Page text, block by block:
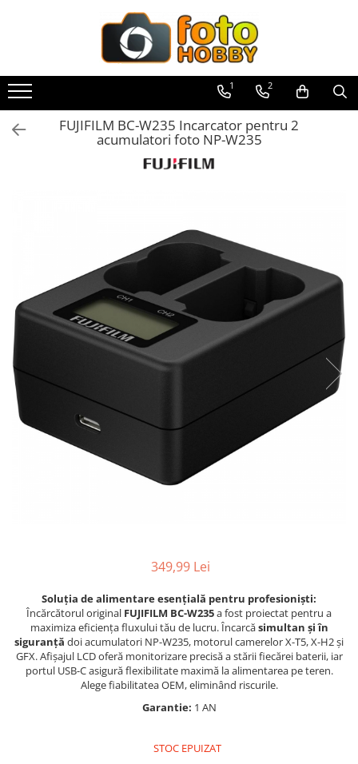
Aparate Foto
Aparate Foto Mirrorless
Aparate Foto DSLR
Obiective foto si accesorii
Obiective Mirorless
Obiective DSLR
Huse si tocuri protectie obiective
Obiective Cinematice
Parasolare
Teleconvertoare
Adaptoare montura / baioneta
Capace obiectiv si camera
Convertoare pe filet foto video
Inele reductii obiective
Curatare si intretinere
Blitz-uri externe
1 2
FUJIFILM BC-W235 Incarcator pentru 2
acumulatori foto NP-W235
349,99 Lei
Soluția de alimentare esențială pentru profesioniști:
Încărcătorul original FUJIFILM BC-W235a fost proiectat pentru a
maximiza eficiența fluxului tău de lucru.Încarcăsimultan și în
siguranță doi acumulatori NP-W235, motorul camerelor X-T5,X-H2 și
GFX.Afișajul LCD oferă monitorizare precisă a stării fiecărei baterii,iar
portul USB-C asigură flexibilitate maximă la alimentarea pe teren.
Alege fiabilitatea OEM,eliminând riscurile.
Garantie: 1 AN
STOC EPUIZAT